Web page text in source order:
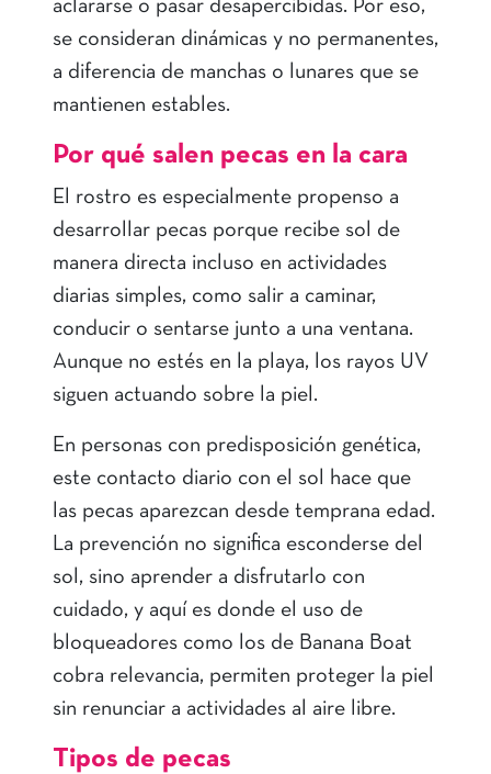
aclararse o pasar desapercibidas. Por eso,
se consideran dinámicas y no permanentes,
a diferencia de manchas o lunares que se
mantienen estables.
Por qué salen pecas en la cara
El rostro es especialmente propenso a
desarrollar pecas porque recibe sol de
manera directa incluso en actividades
diarias simples, como salir a caminar,
conducir o sentarse junto a una ventana.
Aunque no estés en la playa, los rayos UV
siguen actuando sobre la piel.
En personas con predisposición genética,
este contacto diario con el sol hace que
las pecas aparezcan desde temprana edad.
La prevención no significa esconderse del
sol, sino aprender a disfrutarlo con
cuidado, y aquí es donde el uso de
bloqueadores como los de Banana Boat
cobra relevancia, permiten proteger la piel
sin renunciar a actividades al aire libre.
Tipos de pecas